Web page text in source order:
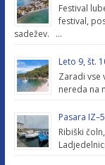
Festival
festival,
sadežev. …
Leto 9, št.
Zaradi vse
nereda na
Pasara
Ribiški